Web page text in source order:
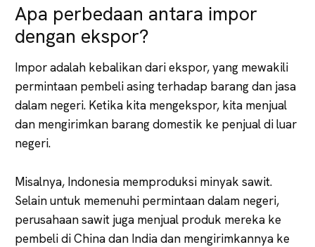
Apa perbedaan antara impor
dengan ekspor?
Impor adalah kebalikan dari ekspor, yang mewakili
permintaan pembeli asing terhadap barang dan jasa
dalam negeri. Ketika kita mengekspor, kita menjual
dan mengirimkan barang domestik ke penjual di luar
negeri.
Misalnya, Indonesia memproduksi minyak sawit.
Selain untuk memenuhi permintaan dalam negeri,
perusahaan sawit juga menjual produk mereka ke
pembeli di China dan India dan mengirimkannya ke